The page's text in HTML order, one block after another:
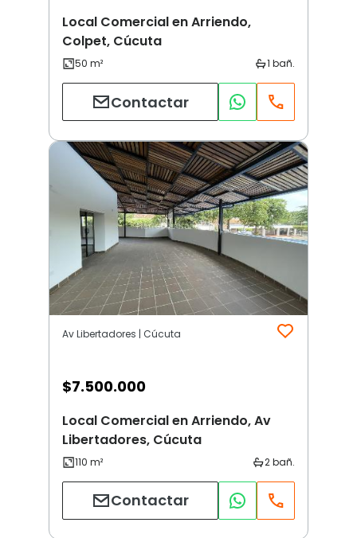
Local Comercial en Arriendo,
Colpet, Cúcuta
Contactar
Av Libertadores | Cúcuta
$7.500.000
Local Comercial en Arriendo, Av
Libertadores, Cúcuta
Contactar